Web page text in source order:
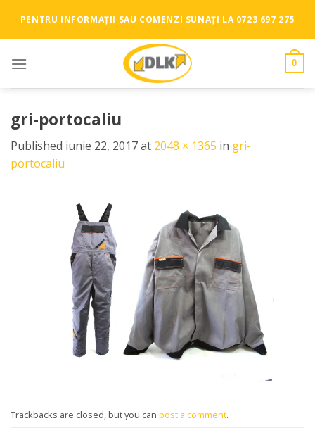
content
PENTRU INFORMAȚII SAU COMENZI SUNAȚI LA 0723 697 275
0
gri-portocaliu
Published iunie 22, 2017at 2048 × 1365 in gri-
portocaliu
Trackbacks are closed, but you can post a comment.